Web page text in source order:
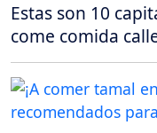
Estas son 10
come comida